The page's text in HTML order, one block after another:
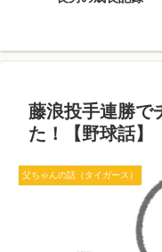
藤浪投手連勝で
た！【野球話】
父ちゃんの話（タイガース）